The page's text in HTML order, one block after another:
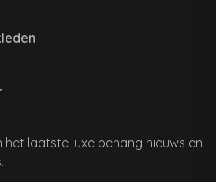
laatste luxe behang nieuws en